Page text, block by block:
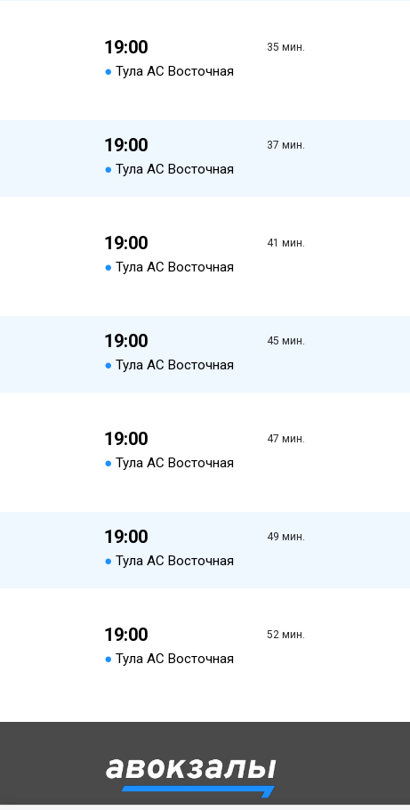
19:00
● Тула АС Восточная
35 мин.
19:00
● Тула АС Восточная
37 мин.
19:00
● Тула АС Восточная
41 мин.
19:00
● Тула АС Восточная
45 мин.
19:00
● Тула АС Восточная
47 мин.
19:00
● Тула АС Восточная
49 мин.
19:00
● Тула АС Восточная
52 мин.